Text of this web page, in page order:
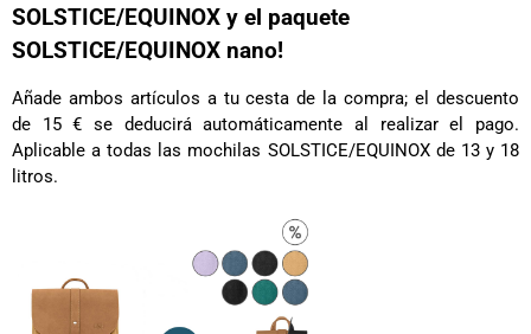
SOLSTICE/EQUINOX y el paquete
SOLSTICE/EQUINOX nano!
Añade ambos artículos a tu cesta de la compra; el descuento
de 15 € se deducirá automáticamente al realizar el pago.
Aplicable a todas las mochilas SOLSTICE/EQUINOX de 13 y 18
litros.